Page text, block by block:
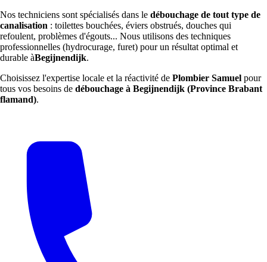
Nos techniciens sont spécialisés dans le débouchage de tout type de
canalisation : toilettes bouchées, éviers obstrués, douches qui
refoulent, problèmes d'égouts... Nous utilisons des techniques
professionnelles (hydrocurage, furet) pour un résultat optimal et
durable àBegijnendijk.
Choisissez l'expertise locale et la réactivité de Plombier Samuel pour
tous vos besoins de débouchage à Begijnendijk (Province Brabant
flamand).